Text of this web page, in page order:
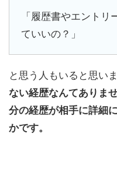
「履歴書やエント
ていいの？」
と思う人もいると思いま
ない経歴なんてありま
分の経歴が相手に詳細
かです。